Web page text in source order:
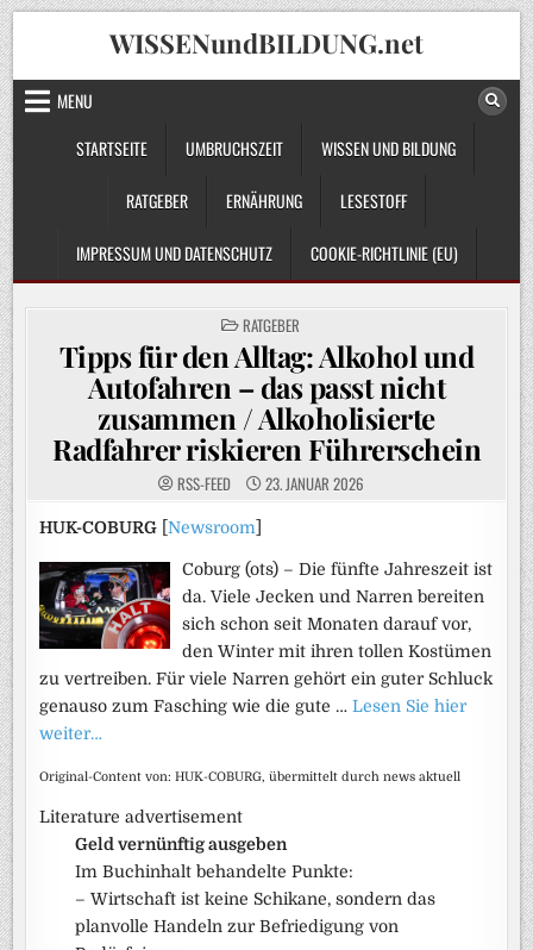
Skip
to
content
WISSENundBILDUNG.net
MENU
STARTSEITE
UMBRUCHSZEIT WISSEN UND BILDUNG
RATGEBER ERNÄHRUNG LESESTOFF
IMPRESSUM UND DATENSCHUTZ COOKIE-RICHTLINIE (EU)
POSTED
IN
RATGEBER
Tipps für den Alltag: Alkohol und
Autofahren – das passt nicht
zusammen / Alkoholisierte
Radfahrer riskieren Führerschein
RSS-FEED 23. JANUAR 2026
HUK-COBURG [Newsroom
Coburg (ots) – Die fünfte Jahreszeit ist
da. Viele Jecken und Narren bereiten
sich schon seit Monaten darauf vor,
den Winter mit ihren tollen Kostümen
zu vertreiben. Für viele Narren gehört ein guter Schluck
genauso zum Fasching wie die gute …Lesen Sie hier
weiter…
Original-Content von: HUK-COBURG, übermittelt durch news aktuell
Literature advertisement
Geld vernünftig ausgeben
Im Buchinhalt behandelte Punkte:
– Wirtschaft ist keine Schikane, sondern das
planvolle Handeln zur Befriedigung von